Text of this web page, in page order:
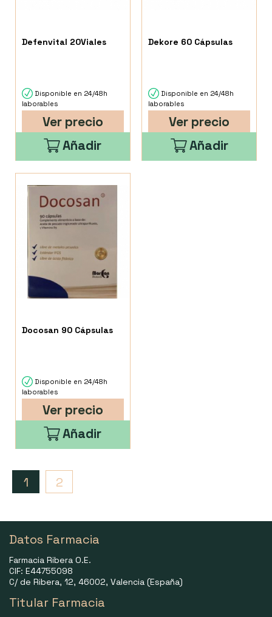
Defenvital 20Viales
Disponible en 24/48h
laborables
Ver precio
Añadir
Dekore 60 Cápsulas
Disponible en 24/48h
laborables
Ver precio
Añadir
Docosan 90 Cápsulas
Disponible en 24/48h
laborables
Ver precio
Añadir
1 2
Datos Farmacia
Farmacia Ribera O.E.
CIF: E44755098
C/ de Ribera, 12, 46002, Valencia (España)
Titular Farmacia